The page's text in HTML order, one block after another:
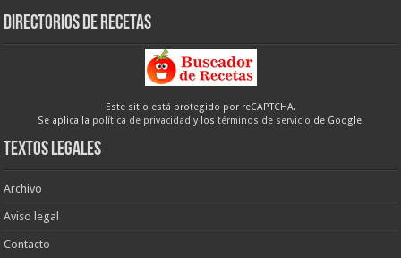
Directorios de recetas
Este sitio está protegido por reCAPTCHA.
Se aplica la política de privacidad y los términos de servicio de Google.
Textos legales
Archivo
Aviso legal
Contacto